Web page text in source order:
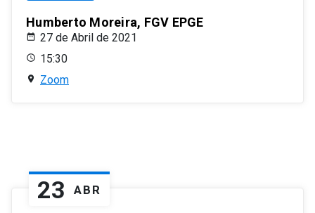
Humberto Moreira, FGV EPGE
27 de Abril de 2021
15:30
Zoom
23 ABR